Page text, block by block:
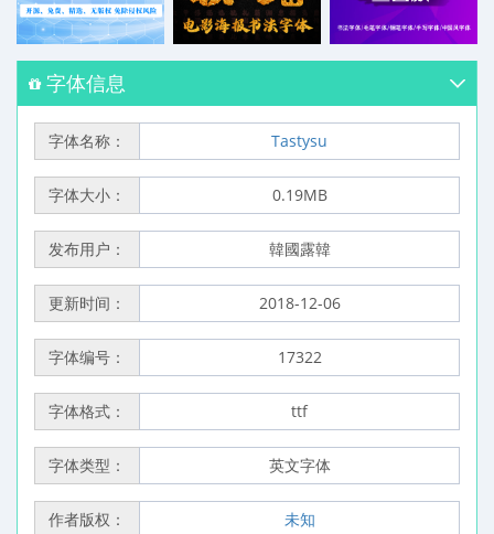
字体信息
字体名称： Tastysu
字体大小： 0.19MB
发布用户： 韓國露韓
更新时间： 2018-12-06
字体编号： 17322
字体格式： ttf
字体类型： 英文字体
作者版权： 未知